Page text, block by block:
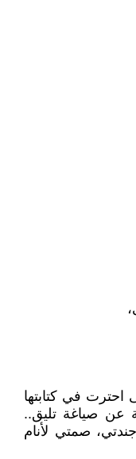
احترت في كتابتها
عن صياغة تليق..
صمتي لأنام